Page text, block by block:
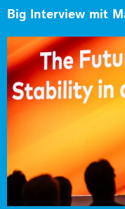
Big Interview mit